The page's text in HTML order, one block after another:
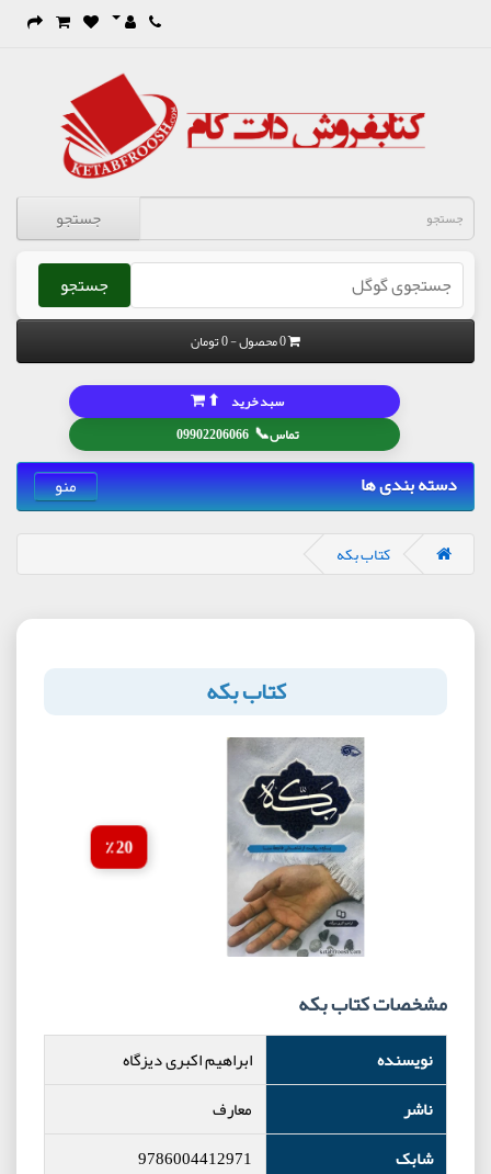
جستجو
جستجو
0 محصول - 0 تومان
تماس📞
09902206066
سبد خرید ⬆
دسته بندی ها منو
کتاب بکه
کتاب بکه
20 ٪
مشخصات کتاب بکه
نویسنده
ابراهیم اکبری دیزگاه
ناشر
معارف
شابک
9786004412971